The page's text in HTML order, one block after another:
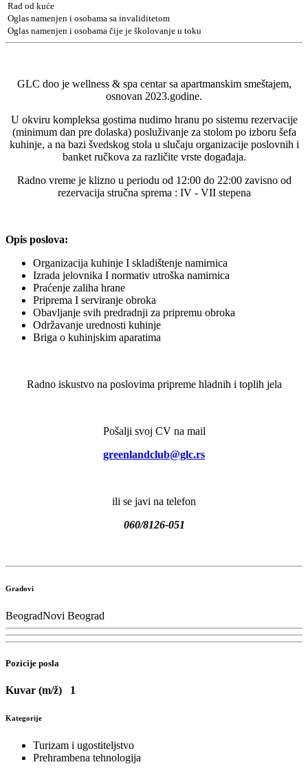
Rad od kuće
Oglas namenjen i osobama sa invaliditetom
Oglas namenjen i osobama čije je školovanje u toku
GLC doo je wellness & spa centar sa apartmanskim smeštajem,
osnovan 2023.godine.
U okviru kompleksa gostima nudimo hranu po sistemu rezervacije
(minimum dan pre dolaska) posluživanje za stolom po izboru šefa
kuhinje, a na bazi švedskog stola u slučaju organizacije poslovnih i
banket ručkova za različite vrste događaja.
Radno vreme je klizno u periodu od 12:00 do 22:00 zavisno od
rezervacija stručna sprema : IV - VII stepena
Opis poslova:
Organizacija kuhinje I skladištenje namirnica
Izrada jelovnika I normativ utroška namirnica
Praćenje zaliha hrane
Priprema I serviranje obroka
Obavljanje svih predradnji za pripremu obroka
Održavanje urednosti kuhinje
Briga o kuhinjskim aparatima
Radno iskustvo na poslovima pripreme hladnih i toplih jela
Pošalji svoj CV na mail
greenlandclub@glc.rs
ili se javi na telefon
060/8126-051
Gradovi
BeogradNovi Beograd
Pozicije posla
Kuvar (m/ž) 1
Kategorije
Turizam i ugostiteljstvo
Prehrambena tehnologija